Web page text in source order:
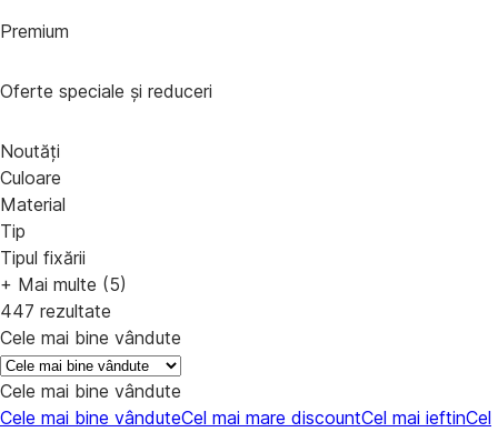
Premium
Oferte speciale și reduceri
Noutăți
Culoare
Material
Tip
Tipul fixării
+ Mai multe (5)
447 rezultate
Cele mai bine vândute
Cele mai bine vândute
Cele mai bine vânduteCel mai mare discountCel mai ieftinCel